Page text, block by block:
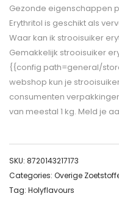
Gezonde eigenschappen
Erythritol is geschikt als
Waar kan ik strooisuiker
Gemakkelijk strooisuiker
{{config path=general/
webshop kun je
consumenten
van meestal 1 kg. Meld je
SKU: 8720143217173
Categories: Overige
Tag: Holyflavours